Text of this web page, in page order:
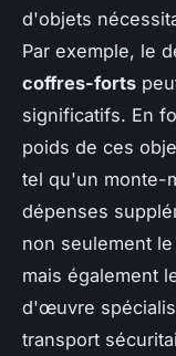
d'objets
Par exemple, le
coffres-forts
significatifs. En
poids de ces
tel qu'un monte-
dépenses
non seulement
mais également
d'œuvre
transport